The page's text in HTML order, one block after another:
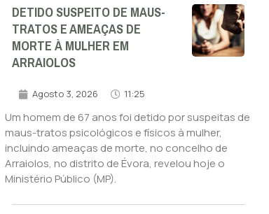
DETIDO SUSPEITO DE MAUS-
TRATOS E AMEAÇAS DE
MORTE À MULHER EM
ARRAIOLOS
Agosto 3, 2026 11:25
Um homem de 67 anos foi detido por suspeitas de
maus-tratos psicológicos e físicos à mulher,
incluindo ameaças de morte, no concelho de
Arraiolos, no distrito de Évora, revelou hoje o
Ministério Público (MP).